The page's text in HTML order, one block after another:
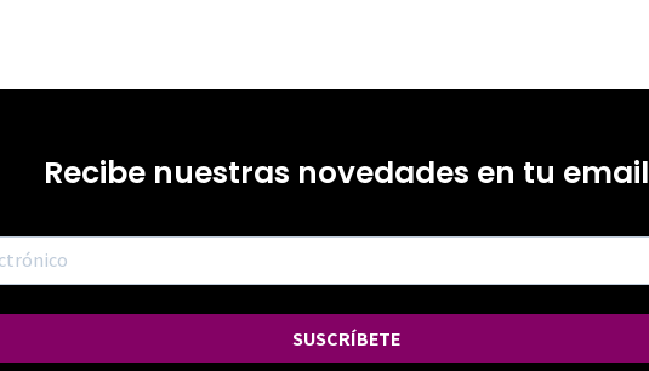
Recibe nuestras novedades en tu email
SUSCRÍBETE